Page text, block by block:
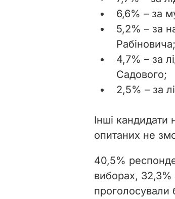
6,6% – за
5,2% – за
Рабіновича;
4,7% – за
Садового;
2,5% – за
Інші
опитаних не
40,5%
виборах, 32,3%
проголосували